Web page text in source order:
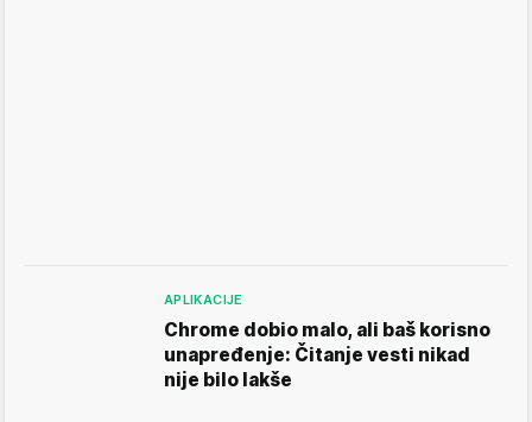
APLIKACIJE
Chrome dobio malo, ali baš korisno
unapređenje: Čitanje vesti nikad
nije bilo lakše